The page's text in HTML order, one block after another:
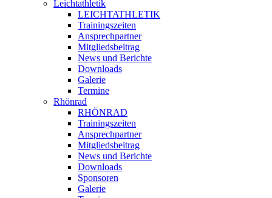
Leichtathletik
LEICHTATHLETIK
Trainingszeiten
Ansprechpartner
Mitgliedsbeitrag
News und Berichte
Downloads
Galerie
Termine
Rhönrad
RHÖNRAD
Trainingszeiten
Ansprechpartner
Mitgliedsbeitrag
News und Berichte
Downloads
Sponsoren
Galerie